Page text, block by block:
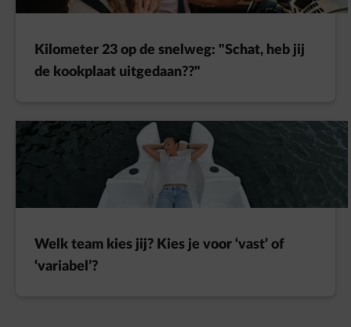
Kilometer 23 op de snelweg: "Schat, heb jij
de kookplaat uitgedaan??"
Welk team kies jij? Kies je voor ‘vast’ of
‘variabel’?